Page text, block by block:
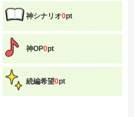
神シナリオ0pt
神OP0pt
続編希望0pt